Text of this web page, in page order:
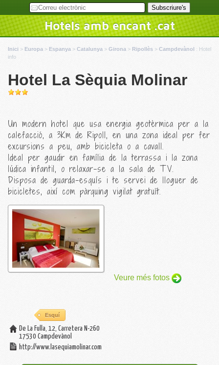
Hotels amb encant .cat
Inici > Europa > Espanya > Catalunya > Girona > Ripollès > Campdevànol : Hotel
info
Hotel La Sèquia Molinar
Un modern hotel que usa energia geotèrmica per a la
calefacció, a 3Km de Ripoll, en una zona ideal per fer
excursions a peu, amb bicicleta o a cavall.
Ideal per gaudir en família de la terrassa i la zona
lúdica infantil, o relaxar-se a la sala de TV.
Disposa de guarda-esquís i te servei de lloguer de
bicicletes, així com pàrquing vigilat gratuït.
Veure més fotos
Esquí
De La Fulla, 12, Carretera N-260
17530 Campdevànol
http://www.lasequiamolinar.com